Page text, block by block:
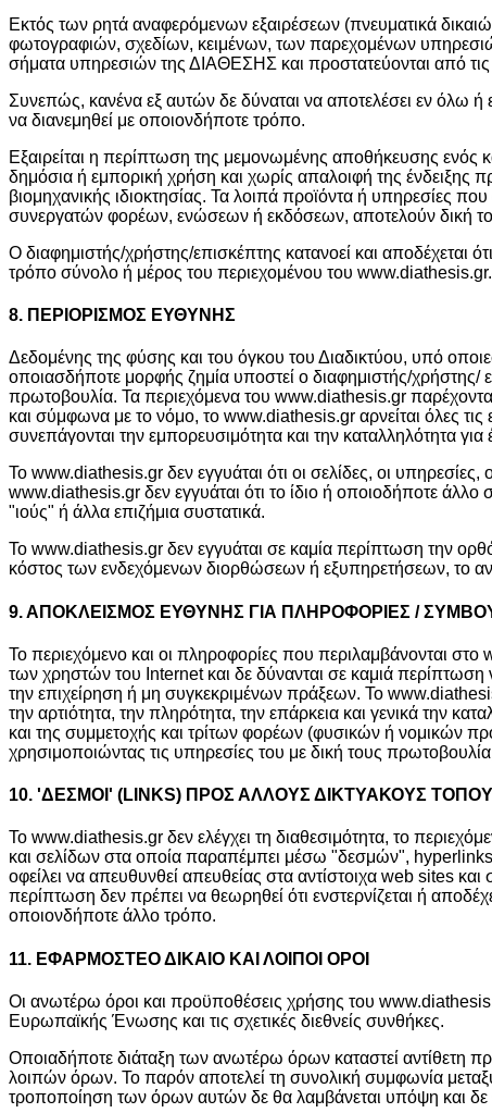
Εκτός των ρητά αναφερόμενων εξαιρέσεων (πνευματικά
φωτογραφιών, σχεδίων, κειμένων, των παρεχομένων
σήματα υπηρεσιών της ΔΙΑΘΕΣΗΣ και προστατεύονται από τις
Συνεπώς, κανένα εξ αυτών δε δύναται να αποτελέσει εν όλω
να διανεμηθεί με οποιονδήποτε τρόπο.
Εξαιρείται η περίπτωση της μεμονωμένης αποθήκευσης ενός
δημόσια ή εμπορική χρήση και χωρίς απαλοιφή της ένδειξης
βιομηχανικής ιδιοκτησίας. Τα λοιπά προϊόντα ή υπηρεσίες
συνεργατών φορέων, ενώσεων ή εκδόσεων, αποτελούν δική
Ο διαφημιστής/χρήστης/επισκέπτης κατανοεί και αποδέχεται
τρόπο σύνολο ή μέρος του περιεχομένου του www.diathesis.gr.
8. ΠΕΡΙΟΡΙΣΜΟΣ ΕΥΘΥΝΗΣ
Δεδομένης της φύσης και του όγκου του Διαδικτύου, υπό
οποιασδήποτε μορφής ζημία υποστεί ο διαφημιστής/
πρωτοβουλία. Τα περιεχόμενα του www.diathesis.gr
και σύμφωνα με το νόμο, το www.diathesis.gr αρνείται όλες
συνεπάγονται την εμπορευσιμότητα και την καταλληλότητα
Το www.diathesis.gr δεν εγγυάται ότι οι σελίδες, οι
www.diathesis.gr δεν εγγυάται ότι το ίδιο ή οποιοδήποτε
"ιούς" ή άλλα επιζήμια συστατικά.
Το www.diathesis.gr δεν εγγυάται σε καμία περίπτωση την
κόστος των ενδεχόμενων διορθώσεων ή εξυπηρετήσεων, το
9. ΑΠΟΚΛΕΙΣΜΟΣ ΕΥΘΥΝΗΣ ΓΙΑ ΠΛΗΡΟΦΟΡΙΕΣ /
Το περιεχόμενο και οι πληροφορίες που περιλαμβάνονται
των χρηστών του Internet και δε δύνανται σε καμιά
την επιχείρηση ή μη συγκεκριμένων πράξεων. Το
την αρτιότητα, την πληρότητα, την επάρκεια και γενικά την
και της συμμετοχής και τρίτων φορέων (φυσικών ή νομικών
χρησιμοποιώντας τις υπηρεσίες του με δική τους
10. 'ΔΕΣΜΟΙ' (LINKS) ΠΡΟΣ ΑΛΛΟΥΣ ΔΙΚΤΥΑΚΟΥΣ
Το www.diathesis.gr δεν ελέγχει τη διαθεσιμότητα, το
και σελίδων στα οποία παραπέμπει μέσω "δεσμών",
οφείλει να απευθυνθεί απευθείας στα αντίστοιχα web sites
περίπτωση δεν πρέπει να θεωρηθεί ότι ενστερνίζεται ή
οποιονδήποτε άλλο τρόπο.
11. ΕΦΑΡΜΟΣΤΕΟ ΔΙΚΑΙΟ ΚΑΙ ΛΟΙΠΟΙ ΟΡΟΙ
Οι ανωτέρω όροι και προϋποθέσεις χρήσης του
Ευρωπαϊκής Ένωσης και τις σχετικές διεθνείς συνθήκες.
Οποιαδήποτε διάταξη των ανωτέρω όρων καταστεί αντίθετη
λοιπών όρων. Το παρόν αποτελεί τη συνολική συμφωνία
τροποποίηση των όρων αυτών δε θα λαμβάνεται υπόψη και δε